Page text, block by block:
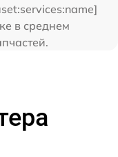
в среднем